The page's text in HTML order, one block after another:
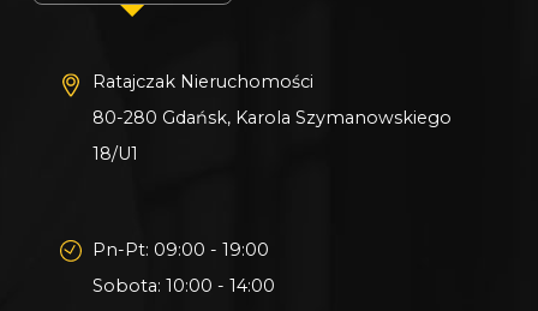
Ratajczak Nieruchomości
80-280 Gdańsk, Karola Szymanowskiego
18/U1
Pn-Pt: 09:00 - 19:00
Sobota: 10:00 - 14:00